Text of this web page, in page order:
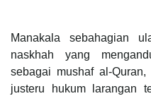
Manakala sebahagian
naskhah yang
sebagai mushaf al-
justeru hukum larangan